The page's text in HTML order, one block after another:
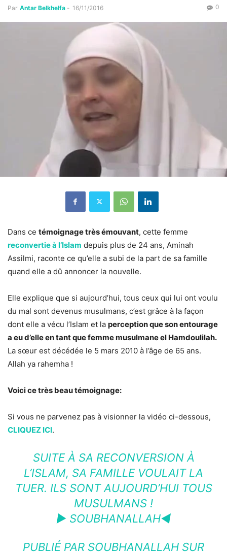
Par Antar Belkhelfa - 16/11/2016 0
Dans ce témoignage très émouvant, cette femme
reconvertie à l’Islam depuis plus de 24 ans, Aminah
Assilmi, raconte ce qu’elle a subi de la part de sa famille
quand elle a dû annoncer la nouvelle.
Elle explique que si aujourd’hui, tous ceux qui lui ont voulu
du mal sont devenus musulmans, c’est grâce à la façon
dont elle a vécu l’Islam et la perception que son entourage
a eu d’elle en tant que femme musulmane el Hamdoulilah.
La sœur est décédée le 5 mars 2010 à l’âge de 65 ans.
Allah ya rahemha !
Voici ce très beau témoignage:
Si vous ne parvenez pas à visionner la vidéo ci-dessous,
CLIQUEZ ICI.
SUITE À SA RECONVERSION À
L’ISLAM, SA FAMILLE VOULAIT LA
TUER. ILS SONT AUJOURD’HUI TOUS
MUSULMANS !
► SOUBHANALLAH◄
PUBLIÉ PAR SOUBHANALLAH SUR